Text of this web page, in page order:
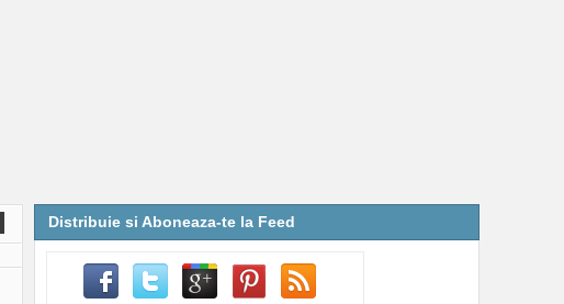
Distribuie si Aboneaza-te la Feed